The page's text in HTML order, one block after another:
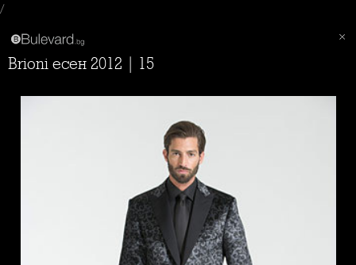
/
Brioni есен 2012 | 15